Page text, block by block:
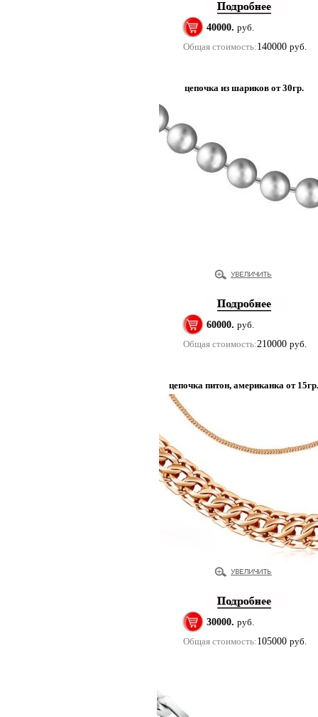
40000. руб.
Общая стоимость:140000 руб.
цепочка из шариков от 30гр.
60000. руб.
Общая стоимость:210000 руб.
цепочка питон, американка от 15гр.
30000. руб.
Общая стоимость:105000 руб.